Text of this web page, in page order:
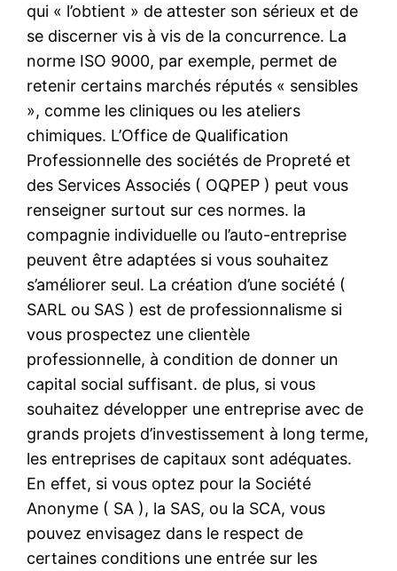
qui « l’obtient » de attester son sérieux et de
se discerner vis à vis de la concurrence. La
norme ISO 9000, par exemple, permet de
retenir certains marchés réputés « sensibles
», comme les cliniques ou les ateliers
chimiques. L’Office de Qualification
Professionnelle des sociétés de Propreté et
des Services Associés ( OQPEP ) peut vous
renseigner surtout sur ces normes. la
compagnie individuelle ou l’auto-entreprise
peuvent être adaptées si vous souhaitez
s’améliorer seul. La création d’une société (
SARL ou SAS ) est de professionnalisme si
vous prospectez une clientèle
professionnelle, à condition de donner un
capital social suffisant. de plus, si vous
souhaitez développer une entreprise avec de
grands projets d’investissement à long terme,
les entreprises de capitaux sont adéquates.
En effet, si vous optez pour la Société
Anonyme ( SA ), la SAS, ou la SCA, vous
pouvez envisagez dans le respect de
certaines conditions une entrée sur les